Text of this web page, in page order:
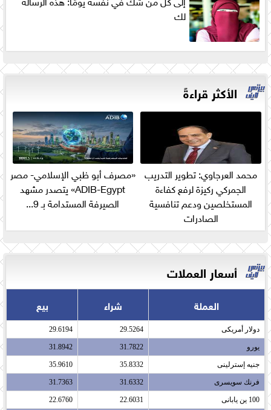
لك
الأكثر قراءةً
محمد العرجاوي: تطوير التدريب
الجمركي ركيزة لرفع كفاءة
المستخلصين ودعم تنافسية
الصادرات
«مصرف أبو ظبي الإسلامي- مصر
ADIB-Egypt» يتصدر مشهد
الصيرفة المستدامة بـ 9...
أسعار العملات
العملة شراء بيع
دولار أمريكى​ 29.5264
29.6194
يورو​ 31.7822
31.8942
جنيه إسترلينى​ 35.8332
35.9610
فرنك سويسرى​ 31.6332
31.7363
100 ين يابانى​ 22.6031
22.6760